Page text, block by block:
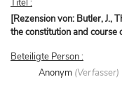
Titel :
[Rezension von: Butler, J.,
the constitution and course
Beteiligte Person :
Anonym (Verfasser)